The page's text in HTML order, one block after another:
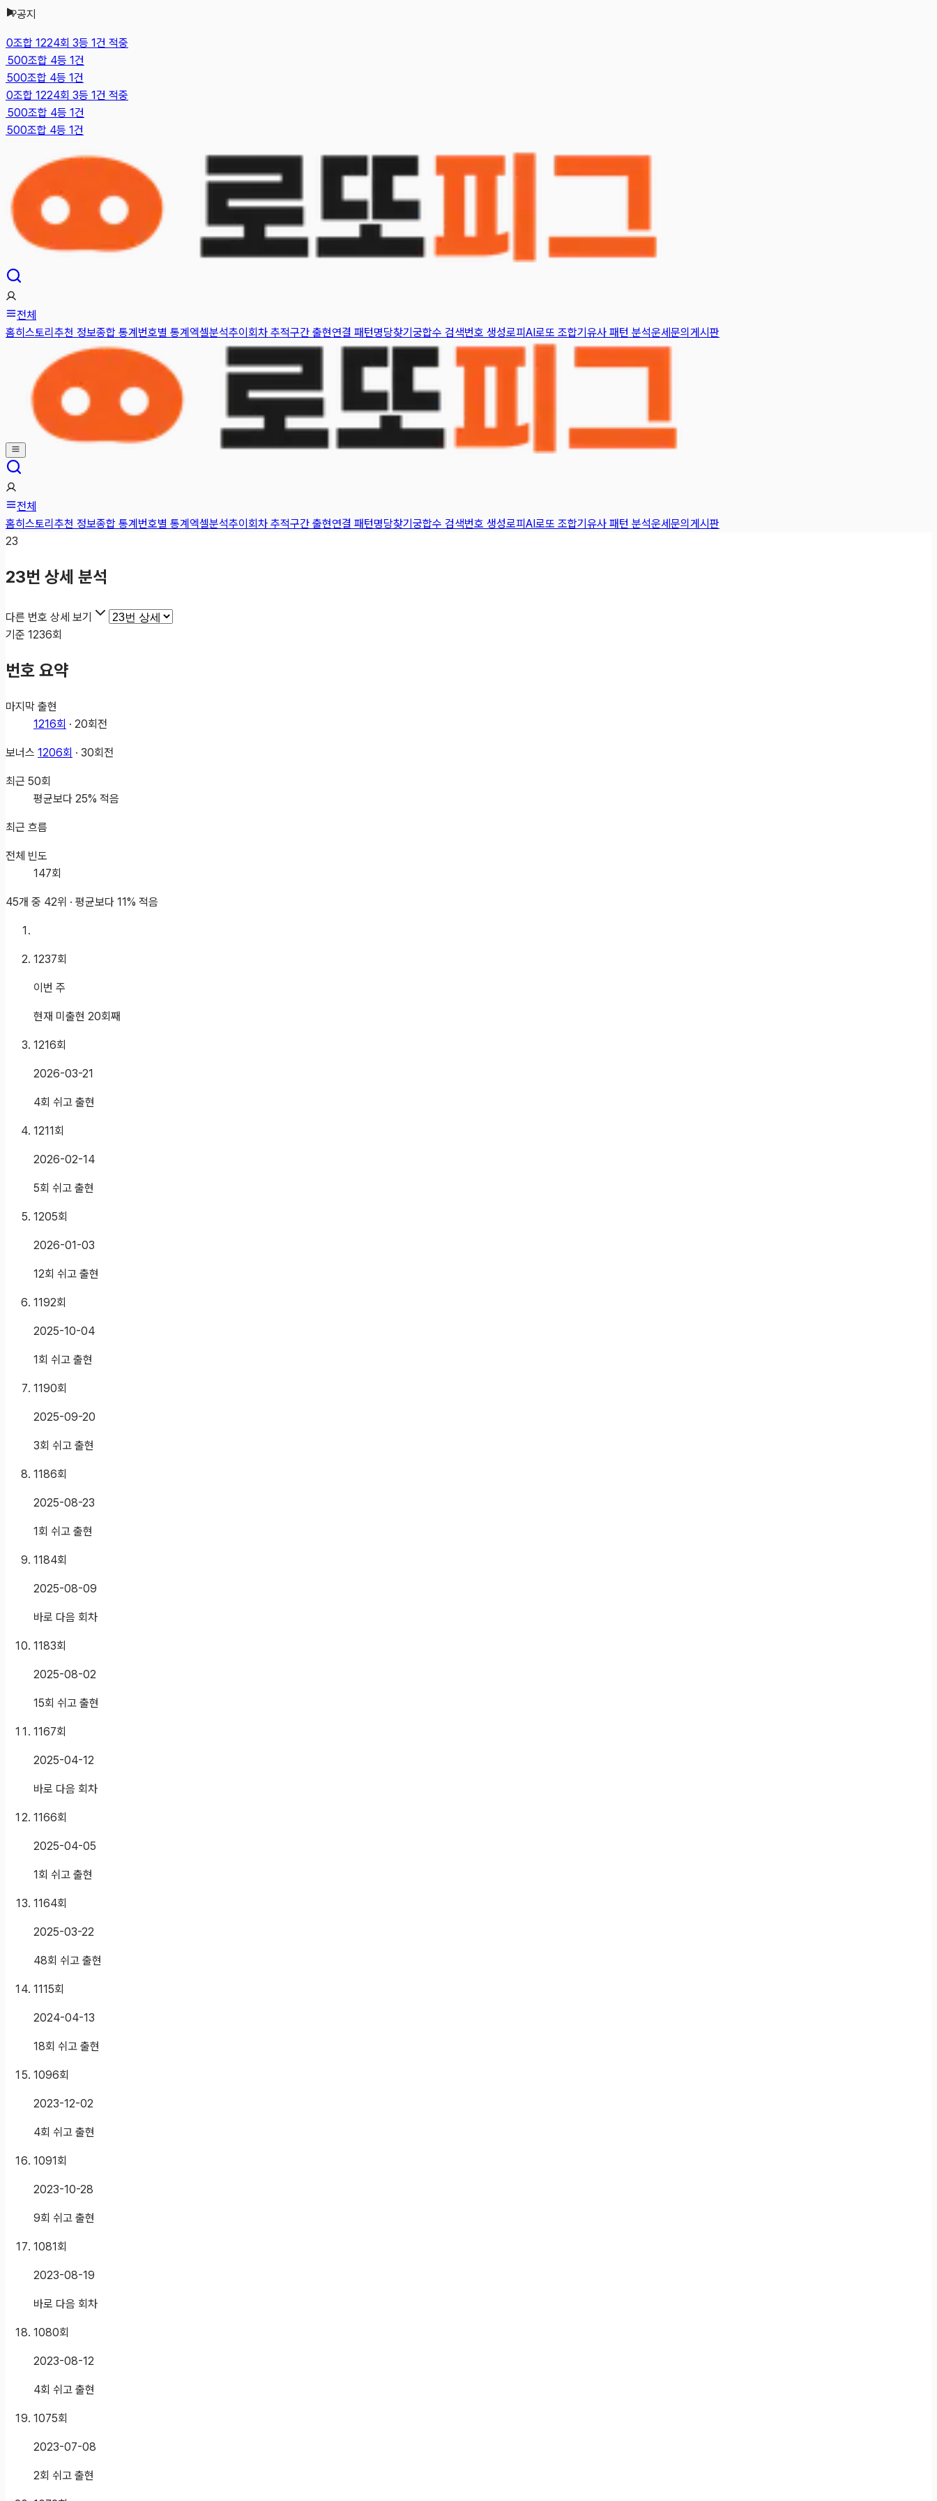
공지
합 1224회 3등 1건 적중
조합 4등 1건
조합 4등 1건
합 1224회 3등 1건 적중
조합 4등 1건
조합 4등 1건
전체
홈히스토리 추천 정보종합 통계번호별 통계엑셀분석추이 회차 추적구간 출현연결 패턴명당찾기궁합수 검색번호 생성로피AI로또 조합기유사 패턴 분석운세문의게시판
전체
홈히스토리 추천 정보종합 통계번호별 통계엑셀분석추이 회차 추적구간 출현연결 패턴명당찾기궁합수 검색번호 생성로피AI로또 조합기유사 패턴 분석운세문의게시판
23
23번 상세 분석
다른 번호 상세 보기
기준 1236회
번호 요약
마지막 출현
1216회 · 20회전
보너스 1206회 · 30회전
최근 50회
평균보다 25% 적음
최근 흐름
전체 빈도
147회
45개 중 42위 · 평균보다 11% 적음
1237회
이번 주
현재 미출현 20회째
1216회
2026-03-21
4회 쉬고 출현
1211회
2026-02-14
5회 쉬고 출현
1205회
2026-01-03
12회 쉬고 출현
1192회
2025-10-04
1회 쉬고 출현
1190회
2025-09-20
3회 쉬고 출현
1186회
2025-08-23
1회 쉬고 출현
1184회
2025-08-09
바로 다음 회차
1183회
2025-08-02
15회 쉬고 출현
1167회
2025-04-12
바로 다음 회차
1166회
2025-04-05
1회 쉬고 출현
1164회
2025-03-22
48회 쉬고 출현
1115회
2024-04-13
18회 쉬고 출현
1096회
2023-12-02
4회 쉬고 출현
1091회
2023-10-28
9회 쉬고 출현
1081회
2023-08-19
바로 다음 회차
1080회
2023-08-12
4회 쉬고 출현
1075회
2023-07-08
2회 쉬고 출현